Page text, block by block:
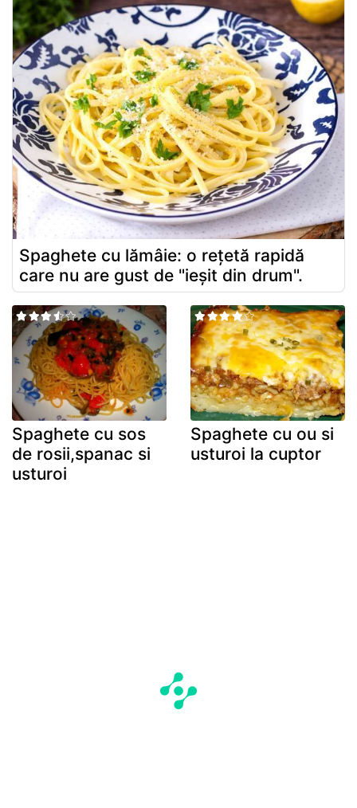
Spaghete cu lămâie: o rețetă rapidă
care nu are gust de "ieșit din drum".
Spaghete cu sos
de rosii,spanac si
usturoi
Spaghete cu ou si
usturoi la cuptor